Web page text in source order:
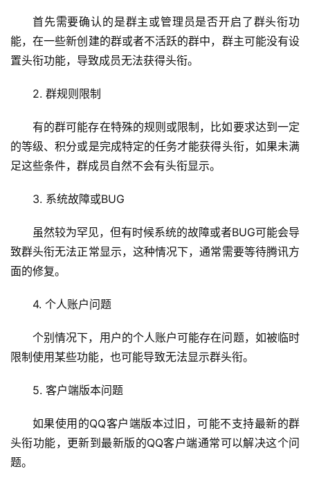
首
服
务
器
首先需要确认的是群主或管理员是否开启了群头衔功
能，在一些新创建的群或者不活跃的群中，群主可能没有设
置头衔功能，导致成员无法获得头衔。
2. 群规则限制
有的群可能存在特殊的规则或限制，比如要求达到一定
的等级、积分或是完成特定的任务才能获得头衔，如果未满
足这些条件，群成员自然不会有头衔显示。
3. 系统故障或BUG
虽然较为罕见，但有时候系统的故障或者BUG可能会导
致群头衔无法正常显示，这种情况下，通常需要等待腾讯方
面的修复。
4. 个人账户问题
个别情况下，用户的个人账户可能存在问题，如被临时
限制使用某些功能，也可能导致无法显示群头衔。
5. 客户端版本问题
如果使用的QQ客户端版本过旧，可能不支持最新的群
头衔功能，更新到最新版的QQ客户端通常可以解决这个问
题。